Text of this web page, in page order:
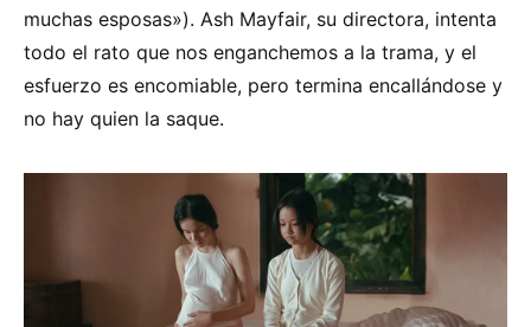
muchas esposas»). Ash Mayfair, su directora, intenta
todo el rato que nos enganchemos a la trama, y el
esfuerzo es encomiable, pero termina encallándose y
no hay quien la saque.